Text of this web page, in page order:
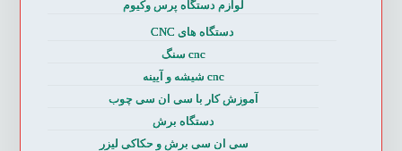
لوازم دستگاه پرس وکیوم
دستگاه های CNC
cnc سنگ
cnc شیشه و آیینه
آموزش کار با سی ان سی چوب
دستگاه برش
سی ان سی برش و حکاکی لیزر